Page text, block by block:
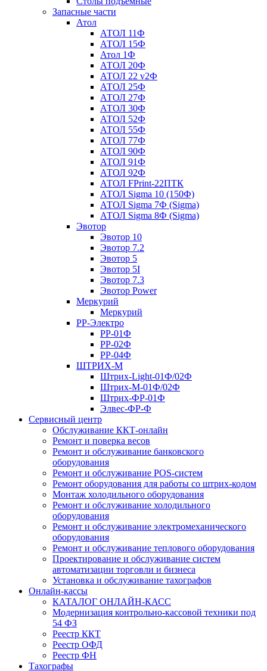
Запасные части
Атол
АТОЛ 11Ф
АТОЛ 15Ф
Атол 1Ф
АТОЛ 20Ф
АТОЛ 22 v2Ф
АТОЛ 25Ф
АТОЛ 27Ф
АТОЛ 30Ф
АТОЛ 52Ф
АТОЛ 55Ф
АТОЛ 77Ф
АТОЛ 90Ф
АТОЛ 91Ф
АТОЛ 92Ф
АТОЛ FPrint-22ПТК
АТОЛ Sigma 10 (150Ф)
АТОЛ Sigma 7Ф (Sigma)
АТОЛ Sigma 8Ф (Sigma)
Эвотор
Эвотор 10
Эвотор 7.2
Эвотор 5
Эвотор 5I
Эвотор 7.3
Эвотор Power
Меркурий
Меркурий
РР-Электро
РР-01Ф
РР-02Ф
РР-04Ф
ШТРИХ-М
Штрих-Light-01Ф/02Ф
Штрих-М-01Ф/02Ф
Штрих-ФР-01Ф
Элвес-ФР-Ф
Сервисный центр
Обслуживание ККТ-онлайн
Ремонт и поверка весов
Ремонт и обслуживание банковского
оборудования
Ремонт и обслуживание POS-систем
Ремонт оборудования для работы со штрих-кодом
Монтаж холодильного оборудования
Ремонт и обслуживание холодильного
оборудования
Ремонт и обслуживание электромеханического
оборудования
Ремонт и обслуживание теплового оборудования
Проектирование и обслуживание систем
автоматизации торговли и бизнеса
Установка и обслуживание тахографов
Онлайн-кассы
КАТАЛОГ ОНЛАЙН-КАСС
Модернизация контрольно-кассовой техники под
54 ФЗ
Реестр ККТ
Реестр ОФД
Реестр ФН
Тахографы